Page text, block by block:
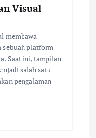
Visual
membawa
sebuah platform
Saat ini, tampilan
salah satu
pengalaman